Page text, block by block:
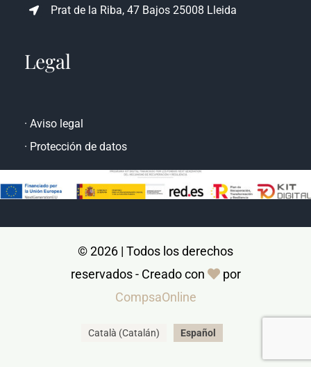
973 22 32 52
· Aviso legal
·Protección de datos
© 2026 | Todos los derechos
reservados - Creado con
CompsaOnline